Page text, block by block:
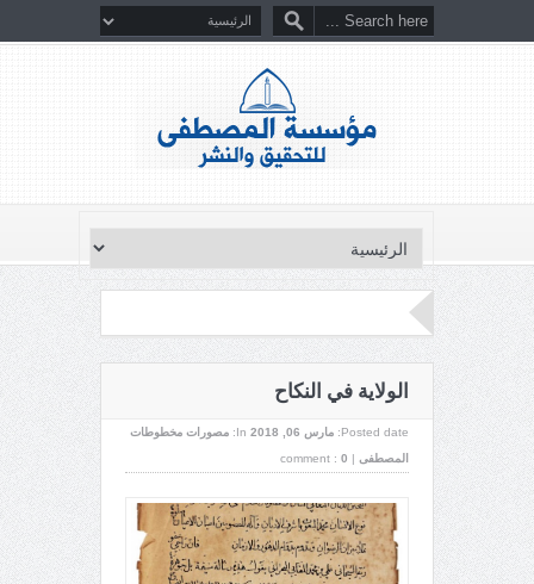
الولاية في النكاح
Posted date: مارس 06, 2018 In:
مصورات مخطوطات
المصطفى |
comment : 0